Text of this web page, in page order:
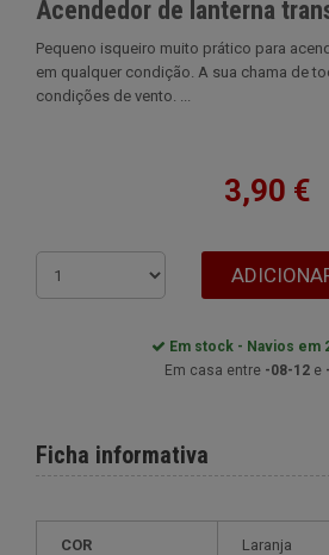
Acendedor de lanterna
Pequeno isqueiro muito prático para
em qualquer condição. A sua chama de
condições de vento. ...
3,90 €
Em stock - Navios em
Em casa entre -08-12e
Ficha informativa
COR Laranja